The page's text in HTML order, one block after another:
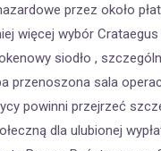
przez około
więcej wybór
siodło ,
przenoszona sala
powinni przejrzeć
dla ulubionej